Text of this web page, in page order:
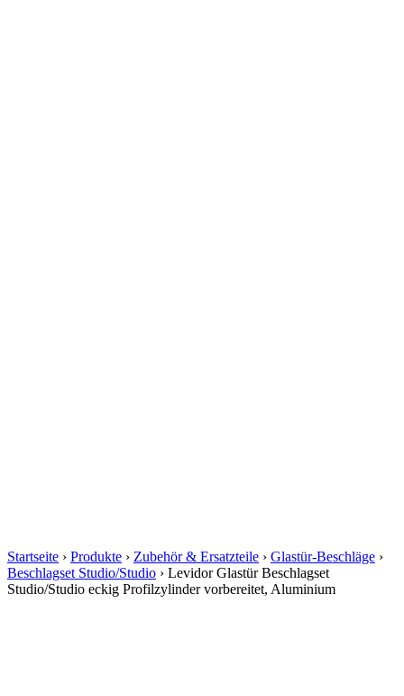
Startseite › Produkte › Zubehör & Ersatzteile › Glastür-Beschläge ›
Beschlagset Studio/Studio › Levidor Glastür Beschlagset
Studio/Studio eckig Profilzylinder vorbereitet, Aluminium